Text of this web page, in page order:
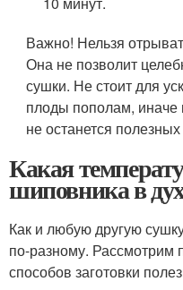
Важно! Нельзя
Она не позволит
сушки. Не стоит для
плоды пополам,
не останется
Какая
шиповника в
Как и любую другую
по-разному. Рассмотрим
способов заготовки